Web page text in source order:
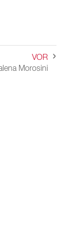
VOR
Morosini